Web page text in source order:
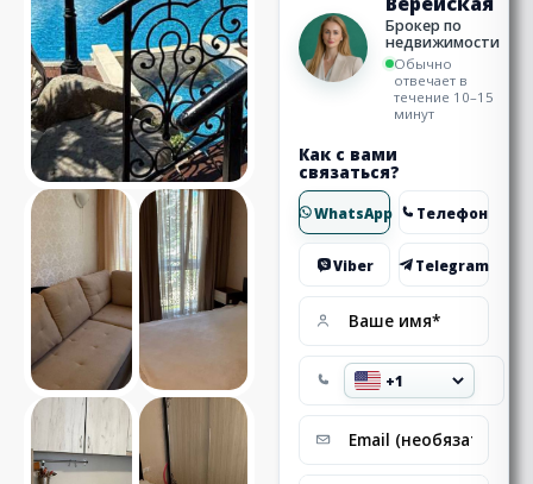
Брокер по
недвижимости
Обычно
отвечает в
течение 10–15
минут
Как с вами
связаться?
WhatsApp Телефон
Viber Telegram